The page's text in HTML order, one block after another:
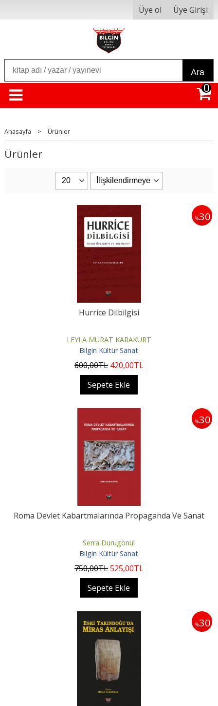
Üye ol Üye Girişi
Ara
0
Anasayfa > Ürünler
Ürünler
%30
Hurrice Dilbilgisi
LEYLA MURAT KARAKURT
Bilgin Kültür Sanat
600,00TL 420,00TL
Sepete Ekle
%30
Roma Devlet Kabartmalarında Propaganda Ve Sanat
Serra Durugönül
Bilgin Kültür Sanat
750,00TL525,00TL
Sepete Ekle
%30